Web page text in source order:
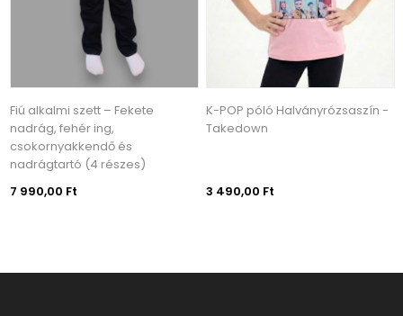
Fiú alkalmi szett – Fekete
nadrág, fehér ing,
csokornyakkendő és
nadrágtartó (4 részes)
7 990,00 Ft
K-POP póló Halványrózsaszín -
Takedown
3 490,00 Ft